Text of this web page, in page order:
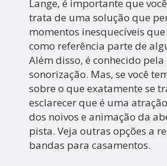
Lange, é importante que
trata de uma solução que
momentos inesquecíveis
como referência parte de
Além disso, é conhecido pela
sonorização. Mas, se você
sobre o que exatamente se
esclarecer que é uma
dos noivos e animação da
pista. Veja outras opções a
bandas para casamentos.